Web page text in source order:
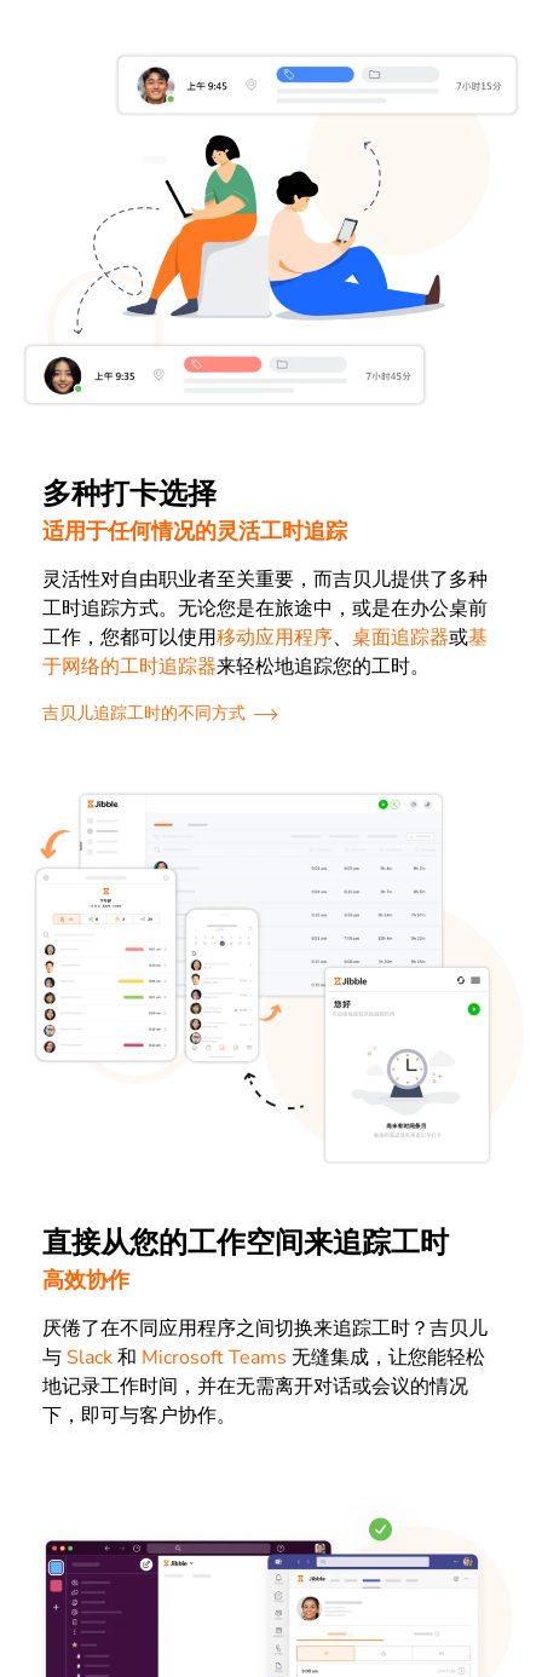
多种打卡选择
适用于任何情况的灵活工时追踪
灵活性对自由职业者至关重要，而吉贝儿提供了多种
工时追踪方式。无论您是在旅途中，或是在办公桌前
工作，您都可以使用移动应用程序、 桌面追踪器或基
于网络的工时追踪器来轻松地追踪您的工时。
吉贝儿追踪工时的不同方式
直接从您的工作空间来追踪工时
高效协作
厌倦了在不同应用程序之间切换来追踪工时？吉贝儿
与 Slack和 Microsoft Teams 无缝集成，让您能轻松
地记录工作时间，并在无需离开对话或会议的情况
下，即可与客户协作。